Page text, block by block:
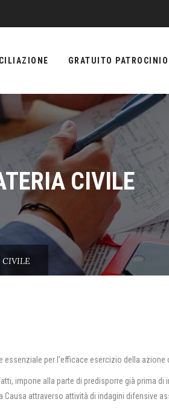
GRATUITO PATROCINIO
CIVILE
per l’efficace esercizio della azione
impone alla parte di predisporre già prima di
attraverso attività di indagini difensive